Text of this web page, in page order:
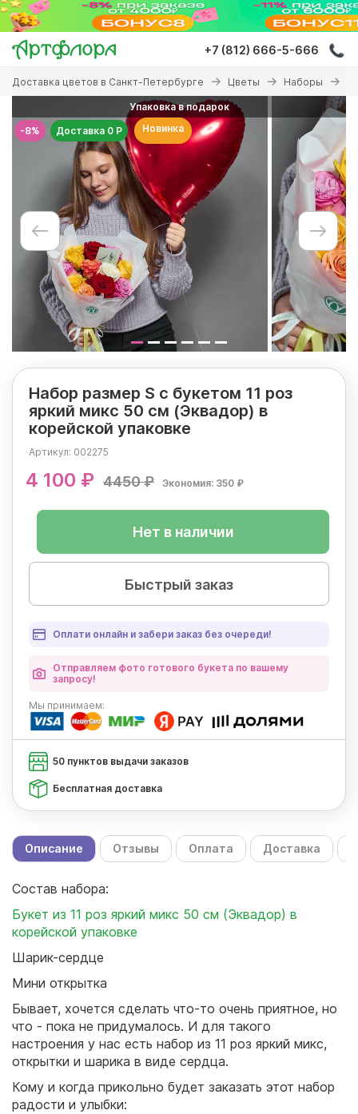
Перейти
основному
содержанию
+7 (812) 666-5-666
Вы
здесь
Доставка цветов в Санкт-Петербурге Цветы Наборы
-8%
Упаковка в подарок
Доставка 0 Р
Новинка
Набор размер S с букетом 11 роз
яркий микс 50 см (Эквадор) в
корейской упаковке
Артикул: 002275
4 100 ₽ 4450 ₽ Экономия: 350 ₽
Нет в наличии
Быстрый заказ
Оплати онлайн и забери заказ без очереди!
Отправляем фото готового букета по вашему
запросу!
Мы принимаем:
50 пунктов выдачи заказов
Бесплатная доставка
Описание Отзывы Оплата Доставка
Состав набора:
Букет из 11 роз яркий микс 50 см (Эквадор) в
корейской упаковке
Шарик-сердце
Мини открытка
Бывает, хочется сделать что-то очень приятное, но
что - пока не придумалось. И для такого
настроения у нас есть набор из 11 роз яркий микс,
открытки и шарика в виде сердца.
Кому и когда прикольно будет заказать этот набор
радости и улыбки: